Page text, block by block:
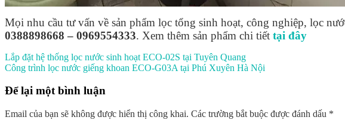
Mọi nhu cầu tư vấn về sản phẩm lọc tổng sinh hoạt, công nghiệp, lọc
0388898668 – 0969554333. Xem thêm sản phẩm chi tiết tại đây
Lắp đặt hệ thống lọc nước sinh hoạt ECO-02S tại Tuyên Quang
Công trình lọc nước giếng khoan ECO-G03A tại Phú Xuyên Hà Nội
Để lại một bình luận
Email của bạn sẽ không được hiển thị công khai. Các trường bắt buộc được đánh dấu *